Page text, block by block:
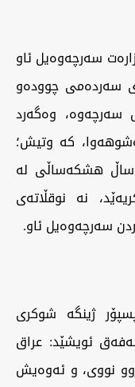
سەرچەوەیل ئاو
سەردەمی چوودەو
سەرچەوە، وەگەرد
کە وتیش؛
ساڵ هشکەساڵی لە
کریەێد، نە نوقڵاتەی
سەرچەوەیل ئاو.
ژینگە شوکری
ئویشێد: عراق
نووی، و ئەوەیش